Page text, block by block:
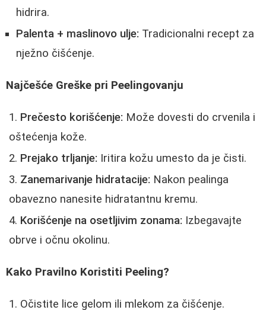
hidrira.
Palenta + maslinovo ulje: Tradicionalni recept za
nježno čišćenje.
Najčešće Greške pri Peelingovanju
Prečesto korišćenje: Može dovesti do crvenila i
oštećenja kože.
Prejako trljanje: Iritira kožu umesto da je čisti.
Zanemarivanje hidratacije: Nakon pealinga
obavezno nanesite hidratantnu kremu.
Korišćenje na osetljivim zonama: Izbegavajte
obrve i očnu okolinu.
Kako Pravilno Koristiti Peeling?
Očistite lice gelom ili mlekom za čišćenje.